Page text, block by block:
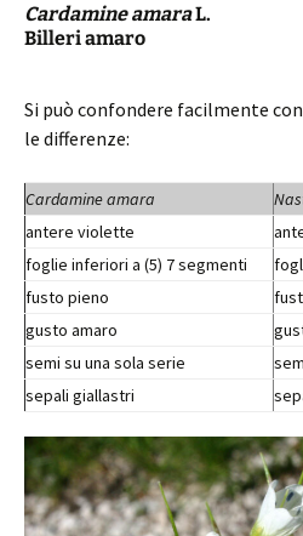
Cardamine amaraL.
Billeri amaro
Si può confondere facilmente con
le differenze:
Cardamine amara
antere violette
foglie inferiori a (5) 7 segmenti
fusto pieno
gusto amaro
semi su una sola serie
sepali giallastri